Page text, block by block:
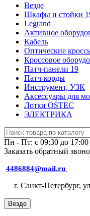
Везде
Шкафы и стойки
Legrand
Активное
Кабель
Оптические
Кроссовое
Патч-панели 19
Патч-корды
Инструмент, УЗК
Аксессуары для
Лотки OSTEC
ЭЛЕКТРИКА
Пн - Пт: с 09:30 до 17:00
Заказать обратный
4486884@mail.ru
г. Санкт-Петербург,
Везде